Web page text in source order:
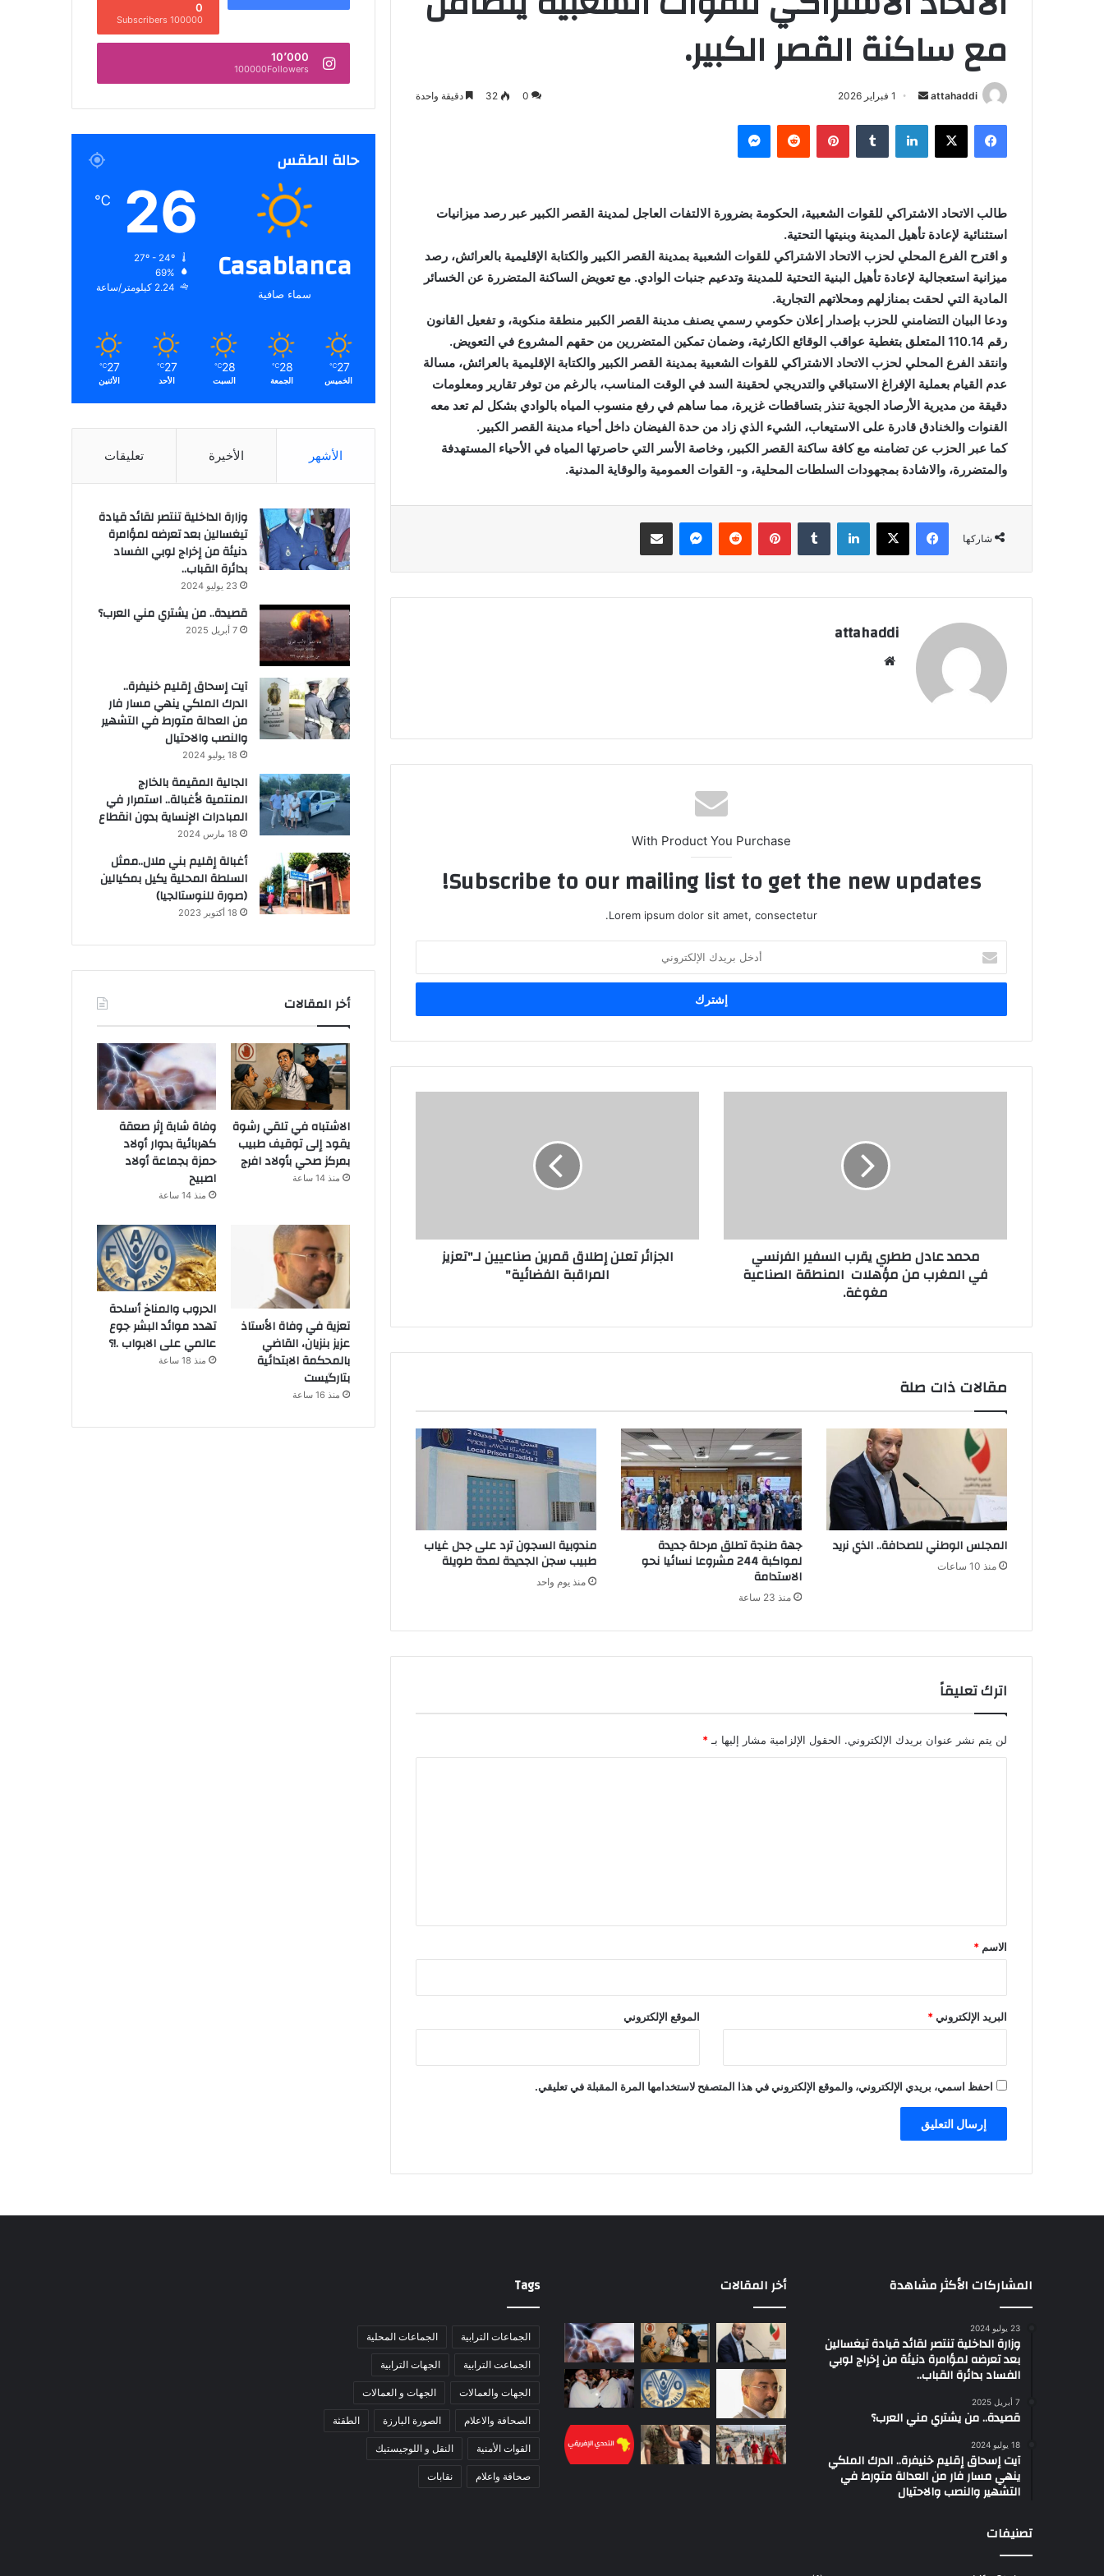
مع ساكنة القصر الكبير.
attahaddi
ي
د
ا
ر
و
ي
ا
1 فبراير 2026 0
32 دقيقة واحدة
فيسبوك لينكدإن بينتيريست
طالب الاتحاد الاشتراكي للقوات الشعبية، الحكومة بضرورة الالتفات العاجل لمدينة القصر الكبير عبر رصد ميزانيات
استثنائية لإعادة تأهيل المدينة وبنيتها التحتية.
و اقترح الفرع المحلي لحزب الاتحاد الاشتراكي للقوات الشعبية بمدينة القصر الكبير والكتابة الإقليمية بالعرائش، رصد
ميزانية استعجالية لإعادة تأهيل البنية التحتية للمدينة وتدعيم جنبات الوادي. مع تعويض الساكنة المتضررة عن الخسائر
المادية التي لحقت بمنازلهم ومحلاتهم التجارية.
ودعا البيان التضامني للحزب بإصدار إعلان حكومي رسمي يصنف مدينة القصر الكبير منطقة منكوبة، و تفعيل القانون
رقم 110.14 المتعلق بتغطية عواقب الوقائع الكارثية، وضمان تمكين المتضررين من حقهم المشروع في التعويض.
وانتقد الفرع المحلي لحزب الاتحاد الاشتراكي للقوات الشعبية بمدينة القصر الكبير والكتابة الإقليمية بالعرائش، مسالة
عدم القيام بعملية الإفراغ الاستباقي والتدريجي لحقينة السد في الوقت المناسب، بالرغم من توفر تقارير ومعلومات
دقيقة من مديرية الأرصاد الجوية تنذر بتساقطات غزيرة، مما ساهم في رفع منسوب المياه بالوادي بشكل لم تعد معه
القنوات والخنادق قادرة على الاستيعاب، الشيء الذي زاد من حدة الفيضان داخل أحياء مدينة القصر الكبير.
كما عبر الحزب عن تضامنه مع كافة ساكنة القصر الكبير، وخاصة الأسر التي حاصرتها المياه في الأحياء المستهدفة
والمتضررة، والاشادة بمجهودات السلطات المحلية، و- القوات العمومية والوقاية المدنية.
شاركها
فيسبوك لينكدإن بينتيريست
attahaddi
With Product You Purchase
Subscribe to our mailing list to get the new updates!
Lorem ipsum dolor sit amet, consectetur.
خ
ب
د
ن
محمد عادل ططري يقرب السفير الفرنسي
في المغرب من مؤهلات المنطقة الصناعية
مغوغة.
الجزائر تعلن إطلاق قمرين صناعيين لـ"تعزيز
المراقبة الفضائية"
مقالات ذات صلة
المجلس الوطني للصحافة.. الذي نريد
منذ 10 ساعات
جهة طنجة تطلق مرحلة جديدة
لمواكبة 244 مشروعا نسائيا نحو
الاستدامة
منذ 23 ساعة
مندوبية السجون ترد على جدل غياب
طبيب سجن الجديدة لمدة طويلة
منذ يوم واحد
اترك تعليقاً
لن يتم نشر عنوان بريدك الإلكتروني. الحقول الإلزامية مشار إليها بـ *
*
الاسم *
البريد الإلكتروني* الموقع الإلكتروني
احفظ اسمي، بريدي الإلكتروني، والموقع الإلكتروني في هذا المتصفح لاستخدامها المرة المقبلة في تعليقي.
0
100000 Subscribers
10٬000
100000Followers
حالة الطقس
Casablanca
سماء صافية
26
℃
69%
2.24 كيلومتر/ساعة
27
℃
الخميس
28
℃
الجمعة
28
℃
السبت
27
℃
الأحد
27
℃
الأثنين
الأشهر الأخيرة تعليقات
وزارة الداخلية تنتصر لقائد قيادة
تيغسالين بعد تعرضه لمؤامرة
دنيئة من إخراج لوبي الفساد
بدائرة القباب..
23 يوليو 2024
قصيدة.. من يشتري مني العرب؟
7 أبريل 2025
آيت إسحاق إقليم خنيفرة..
الدرك الملكي ينهي مسار فار
من العدالة متورط في التشهير
والنصب والاحتيال
18 يوليو 2024
الجالية المقيمة بالخارج
المنتمية لأغبالة.. استمرار في
المبادرات الإنساية بدون انقطاع
18 مارس 2024
أغبالة إقليم بني ملال..ممثل
السلطة المحلية يكيل بمكيالين
(صورة للنوستالجيا)
18 أكتوبر 2023
أخر المقالات
الاشتباه في تلقي رشوة
يقود إلى توقيف طبيب
بمركز صحي بأولاد افرج
منذ 14 ساعة
وفاة شابة إثر صعقة
كهربائية بدوار أولاد
حمزة بجماعة أولاد
اصبيح
منذ 14 ساعة
تعزية في وفاة الأستاذ
عزيز بنزيان، القاضي
بالمحكمة الابتدائية
بتارگيست
منذ 16 ساعة
الحروب والمناخ أسلحة
تهدد موائد البشر جوع
عالمي على الابواب .!؟
منذ 18 ساعة
المشاركات الأكثر مشاهدة
23 يوليو 2024
وزارة الداخلية تنتصر لقائد قيادة تيغسالين
بعد تعرضه لمؤامرة دنيئة من إخراج لوبي
الفساد بدائرة القباب..
7 أبريل 2025
قصيدة.. من يشتري مني العرب؟
18 يوليو 2024
آيت إسحاق إقليم خنيفرة.. الدرك الملكي
ينهي مسار فار من العدالة متورط في
التشهير والنصب والاحتيال
تصنيفات
أخر المقالات Tags
الجماعات الترابية الجماعات المحلية
الجماعت الترابية الجهات الترابية
الجهات والعمالات الجهات و العمالات
الصحافة والاعلام الصورة البارزة الطقثة
القوات الأمنية النقل و اللوجيستيك
صحافة واعلام نقابات